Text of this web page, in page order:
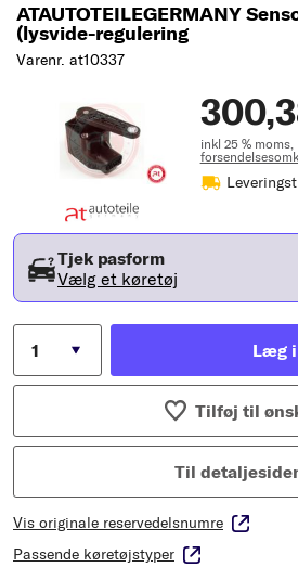
ATAUTOTEILEGERMANY
(lysvide-regulering
Varenr. at10337
inkl 25 % moms,
Tjek pasform
Vælg et køretøj
Læg
Tilføj til
Til
Vis originale reservedelsnumre
Passende køretøjstyper